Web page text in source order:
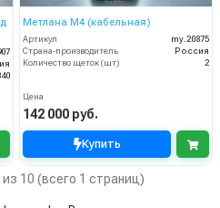
Метлана М4 (кабельная)
Артикул
my.20875
Страна-производитель
Россия
Количество щеток (шт)
2
Цена
142 000 руб.
Купить
10 (всего 1 страниц)